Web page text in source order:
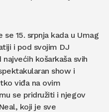
15. srpnja kada u Umag
i pod svojim DJ
najvećih košarkaša svih
show i
viđa na ovim
se pridružiti i njegov
koji je sve